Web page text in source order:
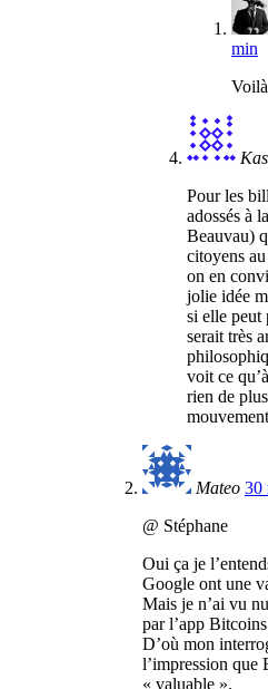
min
Pour les
adossés à
Beauvau)
citoyens
on en
jolie idée
si elle peut
serait très
voit ce
rien de
Mateo 30
@ Stéphane
Oui ça je
Google ont une
Mais je n’ai vu
par l’app
D’où mon
l’impression que
« valuable ».